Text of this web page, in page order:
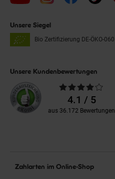
Unsere Siegel
Bio Zertifizierung DE-ÖKO-060
Unsere Kundenbewertungen
Durchschnittliche
Bewertungen4.1 / 5
aus 36.172 Bewertungen
Zahlarten im Online-Shop